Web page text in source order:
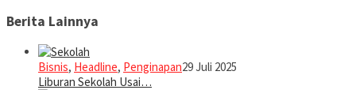
Berita Lainnya
Bisnis, Headline, Penginapan29 Juli 2025
Liburan Sekolah Usai…